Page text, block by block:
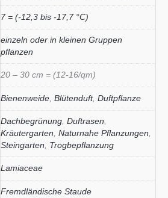
7 = (-12,3 bis -17,7 °C)
einzeln oder in kleinen Gruppen
pflanzen
20 – 30 cm = (12-16/qm)
Bienenweide Blütenduft, Duftpflanze
Dachbegrünung Duftrasen
Kräutergarten Naturnahe Pflanzungen
Steingarten
Trogbepflanzung
Lamiaceae
Fremdländische Staude